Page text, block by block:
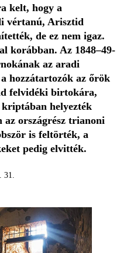
kelt, hogy a
vértanú, Arisztid
de ez nem igaz.
korábban. Az 1848–49-
az aradi
hozzátartozók az őrök
felvidéki birtokára,
helyezték
az országrész trianoni
is feltörték, a
pedig elvitték.
31.